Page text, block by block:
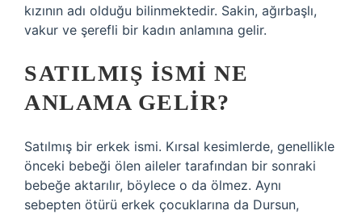
kızının adı olduğu bilinmektedir. Sakin, ağırbaşlı,
vakur ve şerefli bir kadın anlamına gelir.
SATILMIŞ ISMI NE
ANLAMA GELIR?
Satılmış bir erkek ismi. Kırsal kesimlerde, genellikle
önceki bebeği ölen aileler tarafından bir sonraki
bebeğe aktarılır, böylece o da ölmez. Aynı
sebepten ötürü erkek çocuklarına da Dursun,